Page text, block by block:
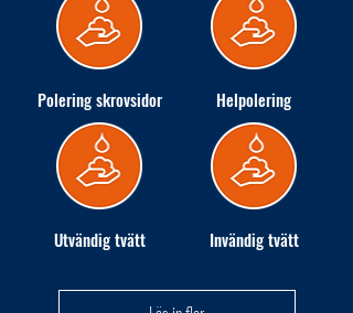
Polering skrovsidor Helpolering
Utvändig tvätt Invändig tvätt